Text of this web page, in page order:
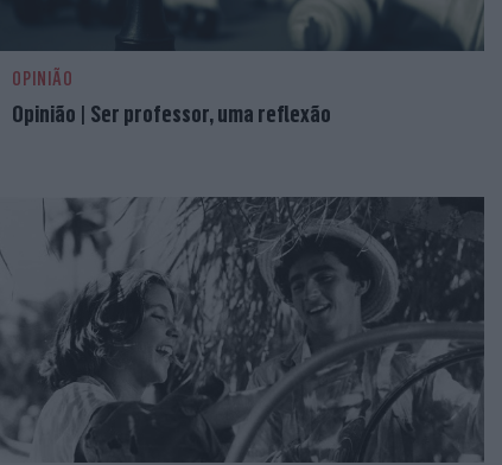
OPINIÃO
Opinião | Ser professor, uma reflexão